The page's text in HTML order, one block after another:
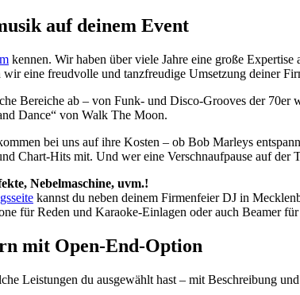
auf deinem Event
kennen. Wir haben über viele Jahre eine große
eine freudvolle und tanzfreudige Umsetzung deiner
Bereiche ab – von Funk- und Disco-Grooves der
Dance“ von Walk The Moon.
bei uns auf ihre Kosten – ob Bob Marleys
Chart-Hits mit. Und wer eine Verschnaufpause auf
Nebelmaschine, uvm.!
kannst du neben deinem Firmenfeier DJ in
für Reden und Karaoke-Einlagen oder auch Beamer
mit Open-End-Option
Leistungen du ausgewählt hast – mit Beschreibung